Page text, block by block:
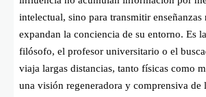
intelectual, sino para transmitir enseñanzas
expandan la conciencia de su entorno. Es
filósofo, el profesor universitario o el
viaja largas distancias, tanto físicas como
una visión regeneradora y comprensiva de